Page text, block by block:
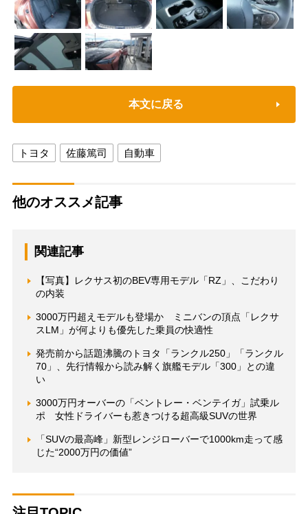
本文に戻る
トヨタ 佐藤篤司 自動車
他のオススメ記事
関連記事
【写真】レクサス初のBEV専用モデル「RZ」、こだわり
の内装
3000万円超えモデルも登場か ミニバンの頂点「レクサ
スLM」が何よりも優先した乗員の快適性
発売前から話題沸騰のトヨタ「ランクル250」「ランクル
70」、先行情報から読み解く旗艦モデル「300」との違
い
3000万円オーバーの「ベントレー・ベンテイガ」試乗ル
ポ 女性ドライバーも惹きつける超高級SUVの世界
「SUVの最高峰」新型レンジローバーで1000km走って感
じた“2000万円の価値”